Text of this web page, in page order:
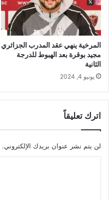
المرخية ينهي عقد المدرب الجزائري
مجيد بوقرة بعد الهبوط للدرجة
الثانية
يونيو 4, 2024
اترك تعليقاً
لن يتم نشر عنوان بريدك الإلكتروني.